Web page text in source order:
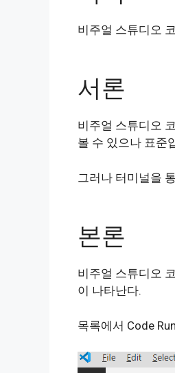
비주얼 스튜디오
서론
비주얼 스튜디오
볼 수 있으나 표준
그러나 터미널을
본론
비주얼 스튜디오
이 나타난다.
목록에서 Code